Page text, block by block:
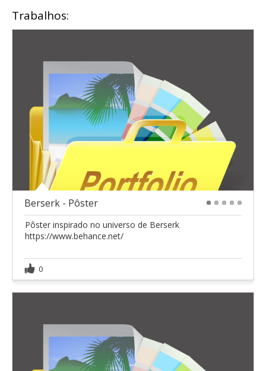
Trabalhos:
Berserk - Pôster
Pôster inspirado no universo de Berserk
https://www.behance.net/
0